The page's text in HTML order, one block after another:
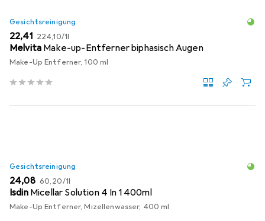
Gesichtsreinigung
EUR
22,41 EUR
224,10/1l
Melvita Make-up-Entferner biphasisch Augen
Make-Up Entferner, 100 ml
Gesichtsreinigung
EUR
24,08 EUR
60,20/1l
Isdin Micellar Solution 4 In 1 400ml
Make-Up Entferner, Mizellenwasser, 400 ml